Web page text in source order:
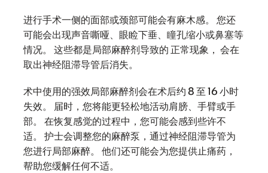
进行手术一侧的面部或颈部可能会有麻木感。 您还
可能会出现声音嘶哑、眼睑下垂、瞳孔缩小或鼻塞等
情况。 这些都是局部麻醉剂导致的 正常现象， 会在
取出神经阻滞导管后消失。
术中使用的强效局部麻醉剂会在术后约 8 至 16 小时
失效。 届时，您将能更轻松地活动肩膀、手臂或手
部。 在恢复感觉的过程中，您可能会感到些许不
适。 护士会调整您的麻醉泵，通过神经阻滞导管为
您进行局部麻醉。 他们还可能会为您提供止痛药，
帮助您缓解任何不适。